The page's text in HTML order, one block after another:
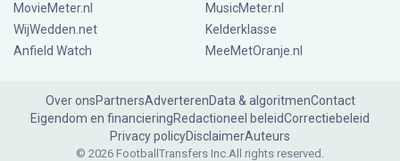
MovieMeter.nl
MusicMeter.nl
WijWedden.net
Kelderklasse
Anfield Watch
MeeMetOranje.nl
Over onsPartnersAdverterenData & algoritmenContact
Eigendom en financieringRedactioneel beleidCorrectiebeleid
Privacy policyDisclaimerAuteurs
© 2026 FootballTransfers Inc.All rights reserved.